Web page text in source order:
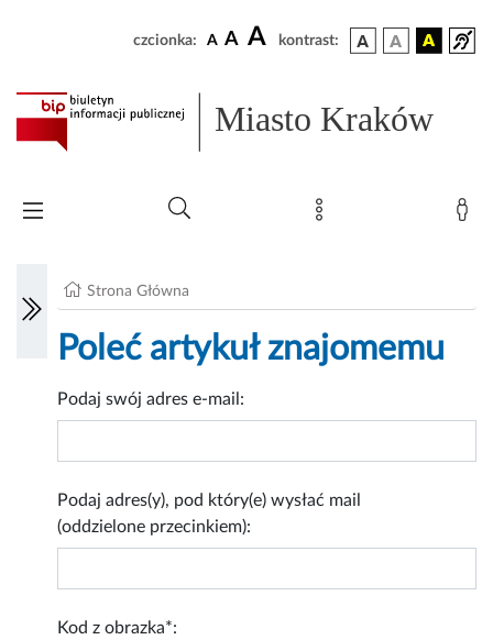
czcionka: A A A kontrast:
Miasto Kraków
Strona Główna
Poleć artykuł znajomemu
Podaj swój adres e-mail:
Podaj adres(y), pod który(e) wysłać mail
(oddzielone przecinkiem):
Kod z obrazka*: